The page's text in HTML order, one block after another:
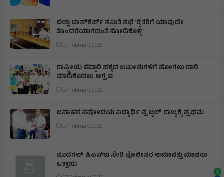
ಜಿಲ್ಲಾ ಟಾಸ್‌‌ಕೆರ್ಸ್ ಸಮಿತಿ ಸಭೆ ‘ರೈತರಿಗೆ ಯಾವುದೇ
ತೊಂದರೆಯಾಗದಂತೆ ನೋಡಿಕೊಳ್ಳಿ’
27 February 2026
ರಾಷ್ಟ್ರೀಯ ಹೆದ್ದಾರಿ ಪಕ್ಕದ ಜಮೀನುಗಳಿಗೆ ಹೋಗಲು ದಾರಿ
ಮಾಡಿಕೊಡಲು ಆಗ್ರಹ
27 February 2026
ಜವಾಹರ ನವೋದಯ ವಿದ್ಯಾರ್ಥಿ ಪ್ರಜ್ವಲ್ ರಾಜ್ಯಕ್ಕೆ ಪ್ರಥಮ
27 February 2026
ಮುದಗಲ್ ಪಿಎಸ್‌ಐ ಸೇರಿ ಪೊಲೀಸರ ಅಮಾನತ್ತು ಮಾಡಲು
ಒತ್ತಾಯ